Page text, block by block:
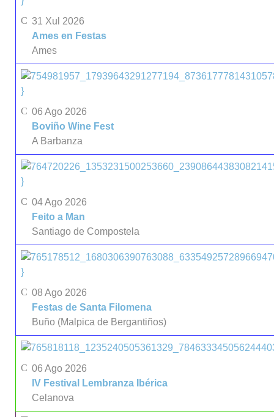
31 Xul 2026
Ames en Festas
Ames
}
06 Ago 2026
Boviño Wine Fest
A Barbanza
}
04 Ago 2026
Feito a Man
Santiago de Compostela
}
08 Ago 2026
Festas de Santa Filomena
Buño (Malpica de Bergantiños)
06 Ago 2026
IV Festival Lembranza Ibérica
Celanova